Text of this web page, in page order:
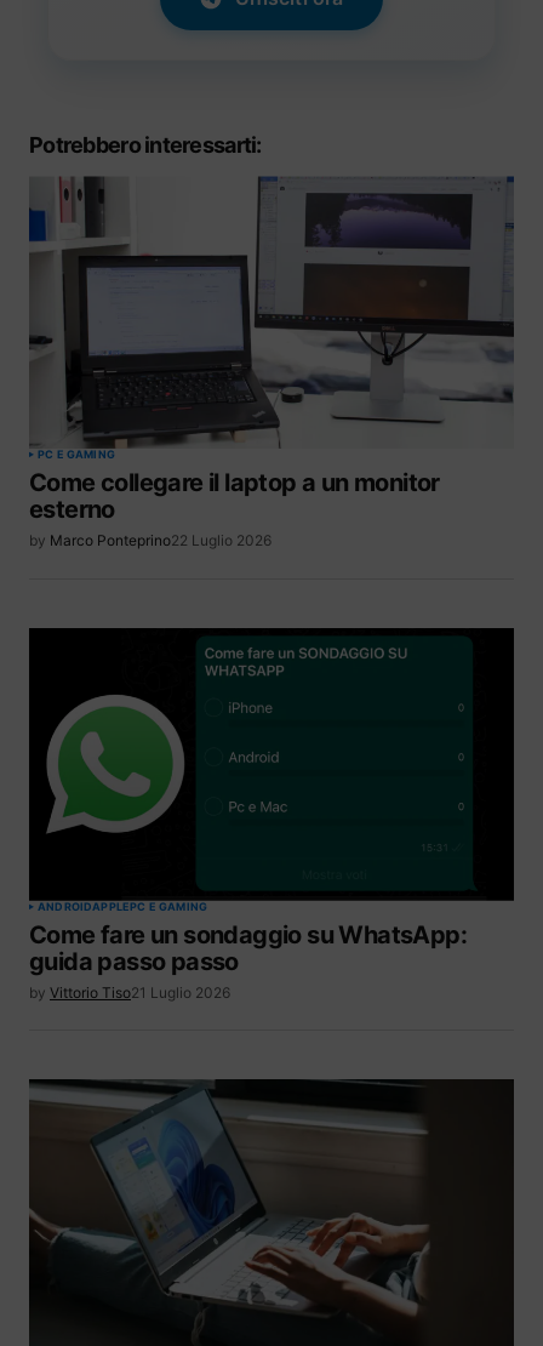
Potrebbero interessarti:
PC E GAMING
Come collegare il laptop a un monitor
esterno
by Marco Ponteprino22 Luglio 2026
ANDROIDAPPLEPC E GAMING
Come fare un sondaggio su WhatsApp:
guida passo passo
by Vittorio Tiso21 Luglio 2026